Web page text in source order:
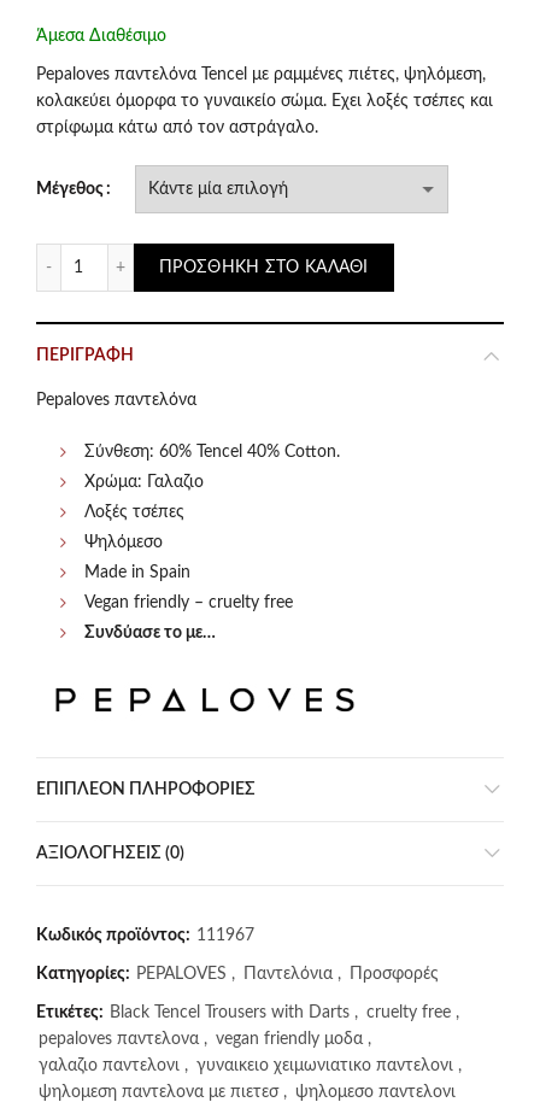
price
was:
€96.00.
τιμή
είναι:
€48.00.
Άμεσα Διαθέσιμο
Pepaloves παντελόνα Tencel με ραμμένες πιέτες, ψηλόμεση,
κολακεύει όμορφα το γυναικείο σώμα. Εχει λοξές τσέπες και
στρίφωμα κάτω από τον αστράγαλο.
Μέγεθος
Pepaloves παντελόνα γαλάζια με πιέτες Tencel ποσότητα
ΠΡΟΣΘΉΚΗ ΣΤΟ ΚΑΛΆΘΙ
ΠΕΡΙΓΡΑΦΉ
Pepaloves παντελόνα
Σύνθεση: 60% Tencel 40% Cotton.
Χρώμα: Γαλαζιο
Λοξές τσέπες
Ψηλόμεσο
Made in Spain
Vegan friendly – cruelty free
Συνδύασε το με…
ΕΠΙΠΛΈΟΝ ΠΛΗΡΟΦΟΡΊΕΣ
ΑΞΙΟΛΟΓΉΣΕΙΣ (0)
Κωδικός προϊόντος: 111967
Κατηγορίες: PEPALOVES , Παντελόνια , Προσφορές
Ετικέτες: Black Tencel Trousers with Darts , cruelty free ,
pepaloves παντελονα , vegan friendly μοδα ,
γαλαζιο παντελονι , γυναικειο χειμωνιατικο παντελονι ,
ψηλομεση παντελονα με πιετεσ , ψηλομεσο παντελονι